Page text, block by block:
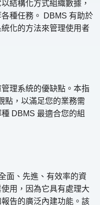
結構化方式組織數據，
種任務。 DBMS 有助於
化的方法來管理使用者
理系統的優缺點。本指
點，以滿足您的業務需
DBMS 最適合您的組
面、先進、有效率的資
用，因為它具有處理大
告的廣泛內建功能。該